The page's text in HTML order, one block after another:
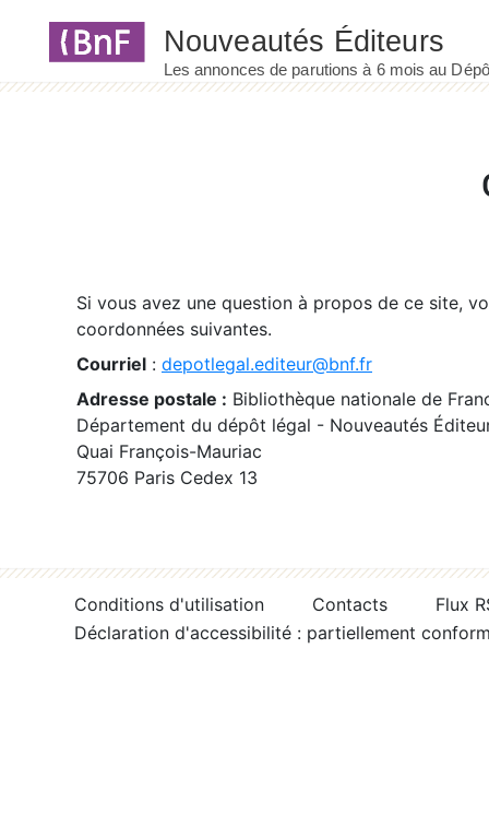
Si vous avez une question à propos de ce site,
coordonnées suivantes.
Courriel : depotlegal.editeur@bnf.fr
Adresse postale : Bibliothèque nationale de
Département du dépôt légal - Nouveautés
Quai François-Mauriac
75706 Paris Cedex 13
Conditions d'utilisation Contacts
Flux
Déclaration d'accessibilité : partiellement